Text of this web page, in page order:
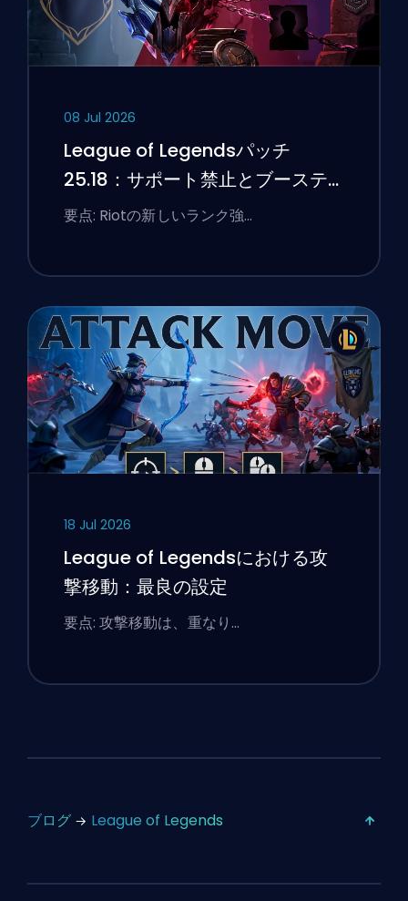
08 Jul 2026
League of Legendsパッチ
25.18：サポート禁止とブーステ
ィングのフラグ
要点: Riotの新しいランク強…
18 Jul 2026
League of Legendsにおける攻
撃移動：最良の設定
要点: 攻撃移動は、重なり…
ブログ League of Legends